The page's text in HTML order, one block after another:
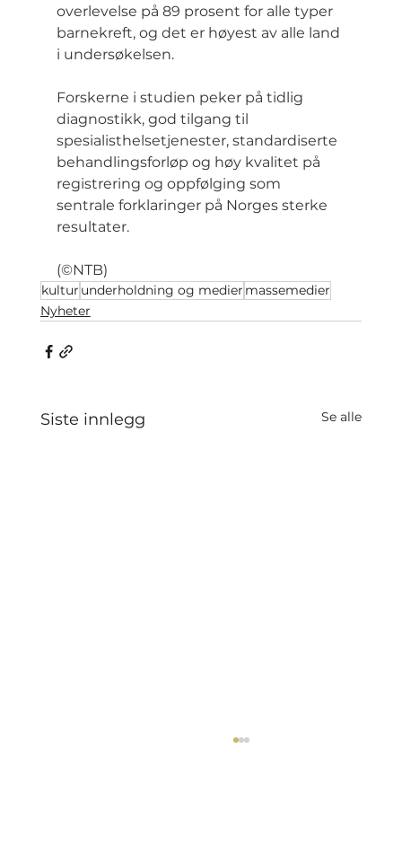
overlevelse på 89 prosent for alle typer
barnekreft, og det er høyest av alle land
i undersøkelsen.
Forskerne i studien peker på tidlig
diagnostikk, god tilgang til
spesialisthelsetjenester, standardiserte
behandlingsforløp og høy kvalitet på
registrering og oppfølging som
sentrale forklaringer på Norges sterke
resultater.
(©NTB)
kultur underholdning og medier massemedier
Nyheter
Siste innlegg Se alle